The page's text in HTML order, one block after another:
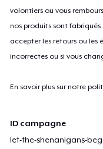
volontiers ou vous
nos produits sont fabriqués
accepter les retours ou les
incorrectes ou si vous
En savoir plus sur notre
ID campagne
let-the-shenanigans-